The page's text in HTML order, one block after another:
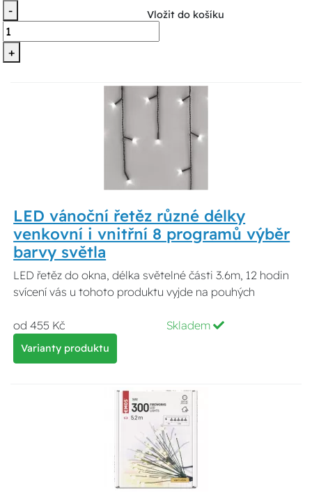
-
+
Vložit do košíku
LED vánoční řetěz různé délky
venkovní i vnitřní 8 programů výběr
barvy světla
LED řetěz do okna, délka světelné části 3.6m, 12 hodin
svícení vás u tohoto produktu vyjde na pouhých
od 455 Kč Skladem
Varianty produktu